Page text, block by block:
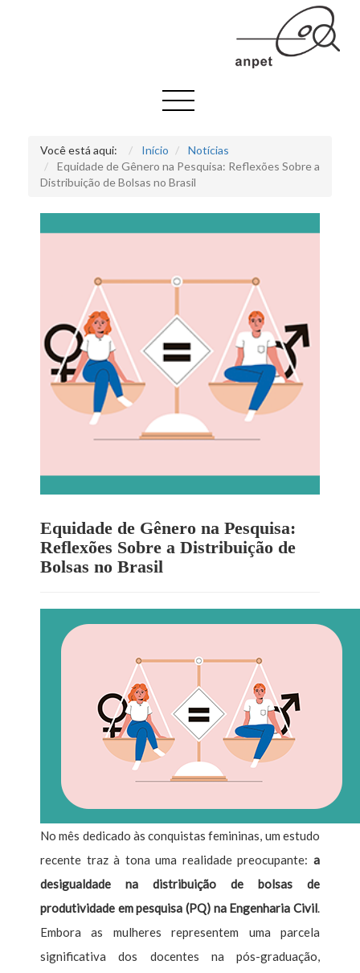
Você está aqui: Início
Notícias
Equidade de Gênero na Pesquisa: Reflexões Sobre a
Distribuição de Bolsas no Brasil
Equidade de Gênero na Pesquisa:
Reflexões Sobre a Distribuição de
Bolsas no Brasil
No mês dedicado às conquistas femininas, um estudo
recente traz à tona uma realidade preocupante: a
desigualdade na distribuição de bolsas de
produtividade em pesquisa (PQ) na Engenharia Civil.
Embora as mulheres representem uma parcela
significativa dos docentes na pós-graduação,